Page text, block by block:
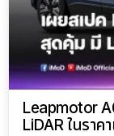
Leapmotor
LiDAR ในราค